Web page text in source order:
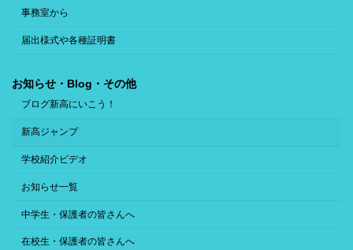
事務室から
届出様式や各種証明書
お知らせ・Blog・その他
ブログ新高にいこう！
新高ジャンプ
学校紹介ビデオ
お知らせ一覧
中学生・保護者の皆さんへ
在校生・保護者の皆さんへ